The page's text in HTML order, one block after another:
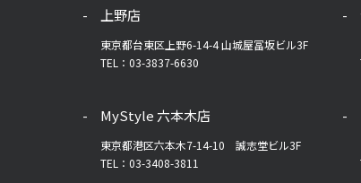
上野店
東京都台東区上野6-14-4 山城屋冨坂ビル3F
TEL：03-3837-6630
MyStyle 六本木店
東京都港区六本木7-14-10 誠志堂ビル3F
TEL：03-3408-3811